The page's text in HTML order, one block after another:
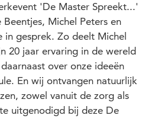
'De Master Spreekt...'
Michel Peters en
gesprek. Zo deelt Michel
20 jaar ervaring in de wereld
over onze ideeën
En wij ontvangen natuurlijk
zowel vanuit de zorg als
uitgenodigd bij deze De